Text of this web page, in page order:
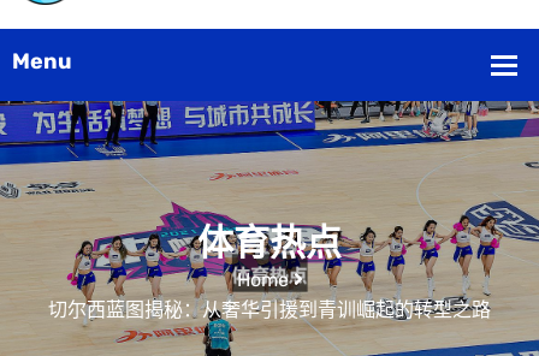
体育热点
Home
切尔西蓝图揭秘：从奢华引援到青训崛起的转型之路